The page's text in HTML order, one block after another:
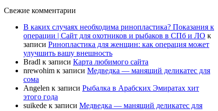
Свежие комментарии
В каких случаях необходима ринопластика? Показания к
операции | Сайт для охотников и рыбаков в СПб и ЛО к
записи Ринопластика для женщин: как операция может
улучшить вашу внешность
Bradl к записи Карта любимого сайта
nrewohim к записи Медведка — манящий деликатес для
сома
Angelen к записи Рыбалка в Арабских Эмиратах хит
этого года
suikede к записи Медведка — манящий деликатес для